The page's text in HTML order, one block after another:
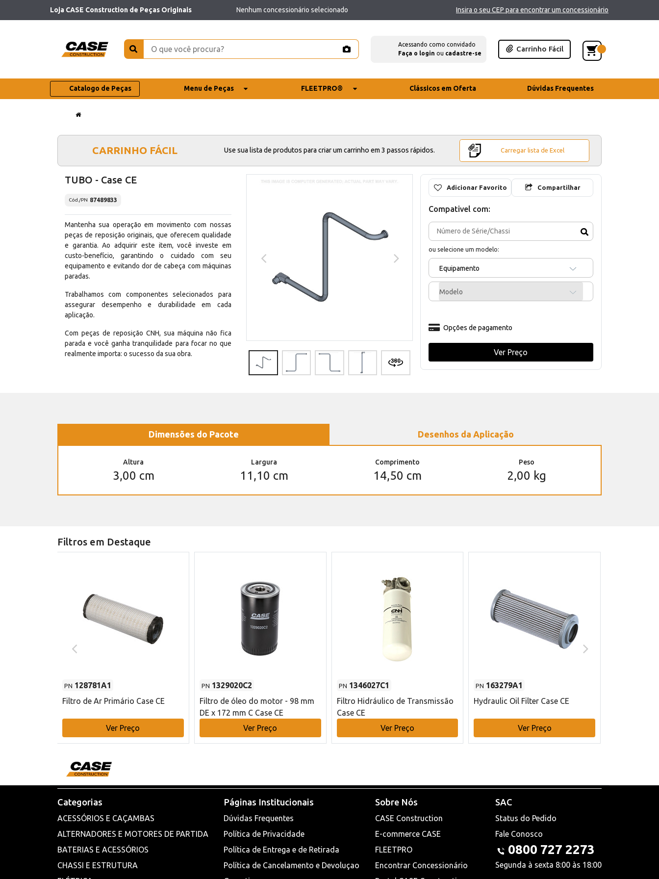
Loja CASE Construction de Peças Originais Nenhum concessionário selecionado Insira o seu CEP para encontrar um concessionário
Acessando como convidado
Faça o login ou cadastre-se
Carrinho Fácil
Catalogo de Peças Menu de Peças FLEETPRO® Clássicos em Oferta Dúvidas Frequentes
CARRINHO FÁCIL Use sua lista de produtos para criar um carrinho em 3 passos rápidos. Carregar lista de Excel
TUBO - Case CE
Cód./PN 87489833
Mantenha sua operação em movimento com nossas
peças de reposição originais, que oferecem qualidade
e garantia. Ao adquirir este item, você investe em
custo-benefício, garantindo o cuidado com seu
equipamento e evitando dor de cabeça com máquinas
paradas.
Trabalhamos com componentes selecionados para
assegurar desempenho e durabilidade em cada
aplicação.
Com peças de reposição CNH, sua máquina não fica
parada e você ganha tranquilidade para focar no que
realmente importa: o sucesso da sua obra.
Adicionar Favorito Compartilhar
Compativel com:
ou selecione um modelo:
Equipamento
Modelo
Opções de pagamento
Ver Preço
Dimensões do Pacote Desenhos da Aplicação
Altura
3,00 cm
Largura
11,10 cm
Comprimento
14,50 cm
Peso
2,00 kg
Filtros em Destaque
PN 128781A1
Filtro de Ar Primário Case CE
Ver Preço
PN 1329020C2
Filtro de óleo do motor - 98 mm
DE x 172 mm C Case CE
Ver Preço
PN 1346027C1
Filtro Hidráulico de Transmissão
Case CE
Ver Preço
PN 163279A1
Hydraulic Oil Filter Case CE
Ver Preço
Categorias
ACESSÓRIOS E CAÇAMBAS
ALTERNADORES E MOTORES DE PARTIDA
BATERIAS E ACESSÓRIOS
CHASSI E ESTRUTURA
Páginas Institucionais
Dúvidas Frequentes
Política de Privacidade
Política de Entrega e de Retirada
Política de Cancelamento e Devoluçao
Sobre Nós
CASE Construction
E-commerce CASE
FLEETPRO
Encontrar Concessionário
SAC
Status do Pedido
Fale Conosco
0800 727 2273
Segunda à sexta 8:00 às 18:00